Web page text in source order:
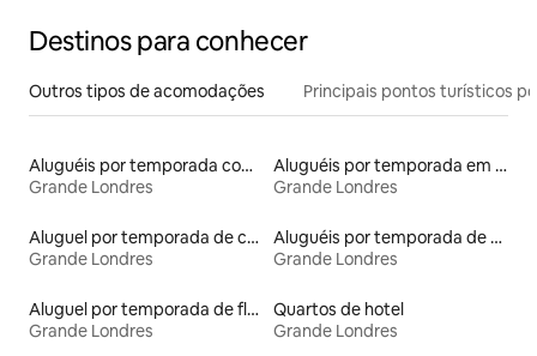
Destinos para conhecer
Outros tipos de acomodações Principais pontos turísticos
Aluguéis por temporada com suítes privativas
Grande Londres
Aluguéis por temporada em hotéis-fazenda
Grande Londres
Aluguel por temporada de casas de hóspedes
Grande Londres
Aluguéis por temporada de acomodações de luxo
Grande Londres
Aluguel por temporada de flats
Grande Londres
Quartos de hotel
Grande Londres